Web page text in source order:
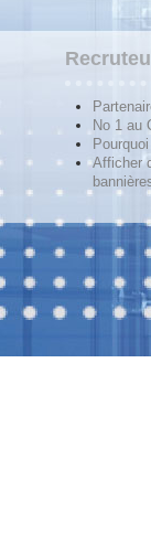
No 1 au
Afficher